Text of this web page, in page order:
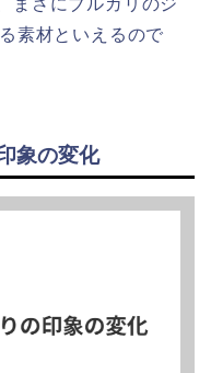
まさにブルガリのジ
素材といえるので
象の変化